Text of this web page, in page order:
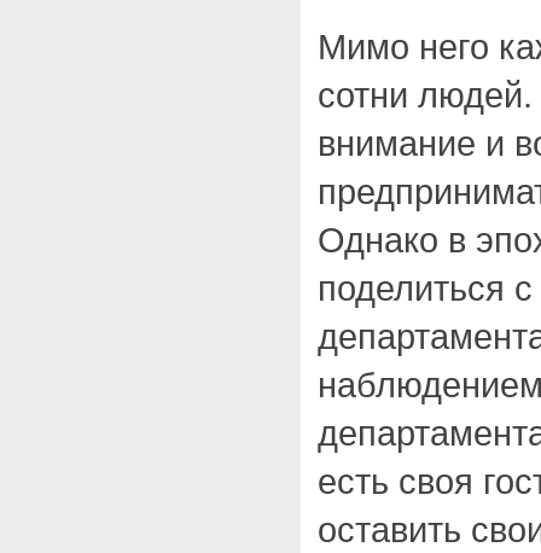
Мимо него
сотни
внимание и
Однако в
поделиться
есть своя
оставить